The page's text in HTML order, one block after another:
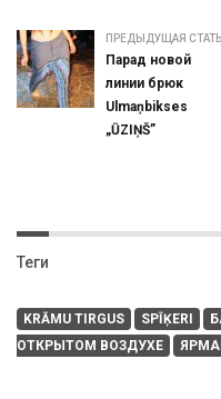
ПРЕДЫДУЩАЯ
Парад новой
линии брюк
Ulmaņbikses
„ŪZIŅŠ”
Теги
KRĀMU TIRGUS SPĪĶERI
ОТКРЫТОМ ВОЗДУХЕ